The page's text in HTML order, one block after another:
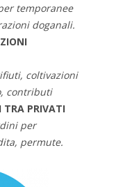
temporanee
doganali.
coltivazioni
contributi
TRA PRIVATI
per
permute.